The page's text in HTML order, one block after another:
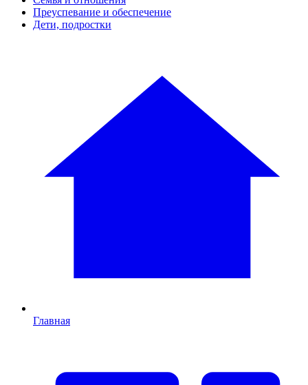
Преуспевание и обеспечение
Дети, подростки
Главная